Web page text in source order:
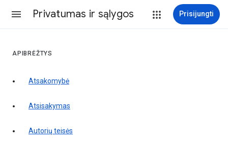
Privatumas ir sąlygos Prisijungti
APIBRĖŽTYS
Atsakomybė
atsisakymas
autorių teisės